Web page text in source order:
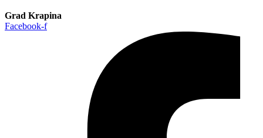
Grad Krapina
Facebook-f